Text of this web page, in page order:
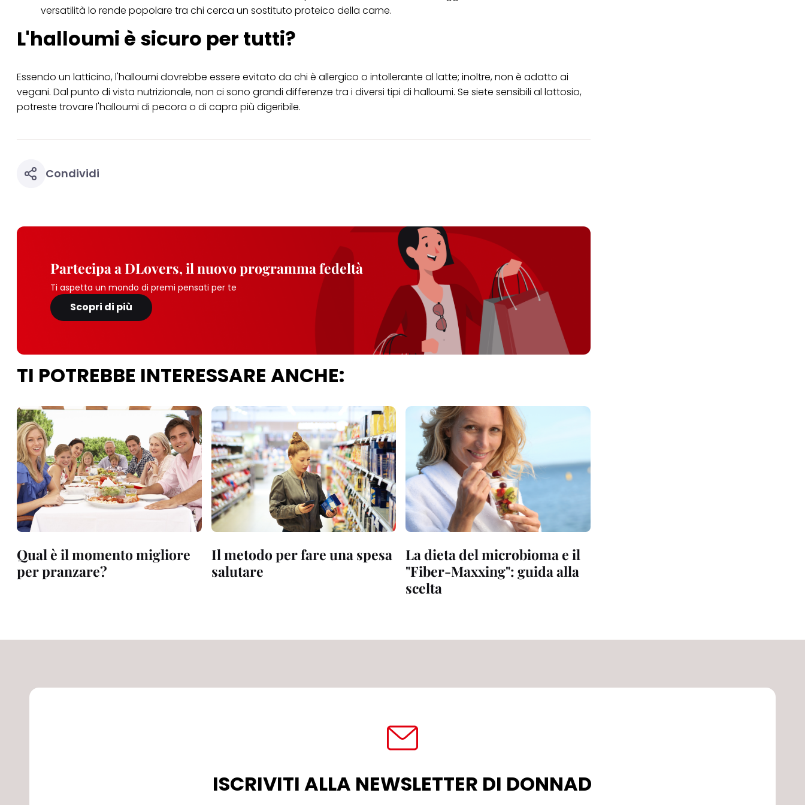
versatilità lo rende popolare tra chi cerca un sostituto proteico della carne.
L'halloumi è sicuro per tutti?
Essendo un latticino, l'halloumi dovrebbe essere evitato da chi è allergico o intollerante al latte; inoltre, non è adatto ai
vegani. Dal punto di vista nutrizionale, non ci sono grandi differenze tra i diversi tipi di halloumi. Se siete sensibili al lattosio,
potreste trovare l'halloumi di pecora o di capra più digeribile.
Condividi
Partecipa a DLovers, il nuovo programma fedeltà
Ti aspetta un mondo di premi pensati per te
Scopri di più
TI POTREBBE INTERESSARE ANCHE:
Qual è il momento migliore
per pranzare?
Il metodo per fare una spesa
salutare
La dieta del microbioma e il
"Fiber-Maxxing": guida alla
scelta
ISCRIVITI ALLA NEWSLETTER DI DONNAD